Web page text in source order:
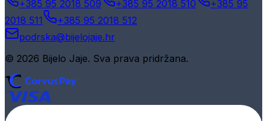
+385 95 2018 509 +385 95 2018 510
+385 95
2018 511
+385 95 2018 512
podrska@bijelojaje.hr
© 2026 Bijelo Jaje. Sva prava pridržana.